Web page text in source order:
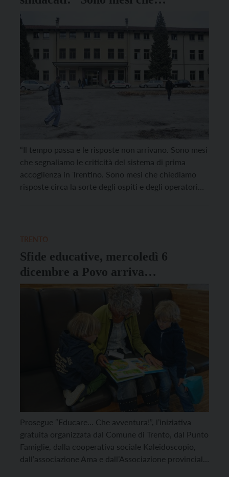
chiediamo quale sarà la sorte di
ospiti e lavoratori e le risposte non
arrivano”
“Il tempo passa e le risposte non arrivano. Sono mesi
che segnaliamo le criticità del sistema di prima
accoglienza in Trentino. Sono mesi che chiediamo
risposte circa la sorte degli ospiti e degli operatori
Sfide educative, mercoledì 6
dicembre a Povo arriva
“Educare… che avventura!”
Prosegue “Educare… Che avventura!”, l’iniziativa
gratuita organizzata dal Comune di Trento, dal Punto
Famiglie, dalla cooperativa sociale Kaleidoscopio,
dall’associazione Ama e dall’Associazione provinciale